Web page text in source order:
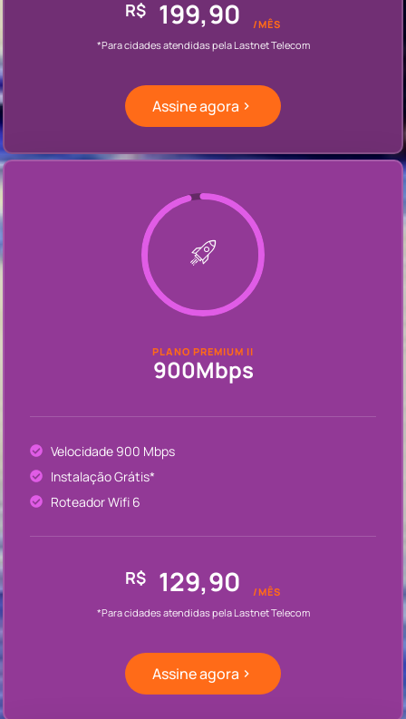
R$ 199,90
/MÊS
*Para cidades atendidas pela Lastnet Telecom
Assine agora
PLANO PREMIUM II
900Mbps
Velocidade 900 Mbps
Instalação Grátis*
Roteador Wifi 6
R$ 129,90
/MÊS
*Para cidades atendidas pela Lastnet Telecom
Assine agora